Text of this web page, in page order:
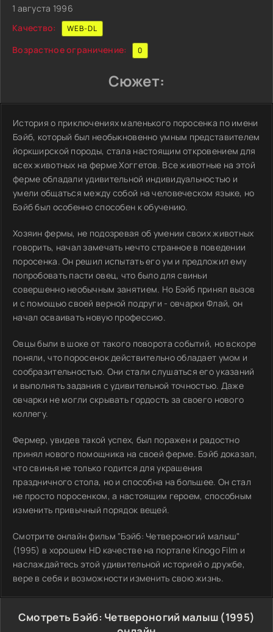
1 августа 1996
Качество:
WEB-DL
Возрастное ограничение: 0
Сюжет:
История о приключениях маленького поросенка по имени
Бэйб, который был необыкновенно умным представителем
йоркширской породы, стала настоящим откровением для
всех животных на ферме Хоггетов. Все животные на этой
ферме обладали удивительной индивидуальностью и
умели общаться между собой на человеческом языке, но
Бэйб был особенно способен к обучению.
Хозяин фермы, не подозревая об умении своих животных
говорить, начал замечать нечто странное в поведении
поросенка. Он решил испытать его ум и предложил ему
попробовать пасти овец, что было для свиньи
совершенно необычным занятием. Но Бэйб принял вызов
и с помощью своей верной подруги - овчарки Флай, он
начал осваивать новую профессию.
Овцы были в шоке от такого поворота событий, но вскоре
поняли, что поросенок действительно обладает умом и
сообразительностью. Они стали слушаться его указаний
и выполнять задания с удивительной точностью. Даже
овчарки не могли скрывать гордость за своего нового
коллегу.
Фермер, увидев такой успех, был поражен и радостно
принял нового помощника на своей ферме. Бэйб доказал,
что свинья не только годится для украшения
праздничного стола, но и способна на большее. Он стал
не просто поросенком, а настоящим героем, способным
изменить привычный порядок вещей.
Смотрите онлайн фильм "Бэйб: Четвероногий малыш"
(1995) в хорошем HD качестве на портале Kinogo Film и
наслаждайтесь этой удивительной историей о дружбе,
вере в себя и возможности изменить свою жизнь.
Смотреть Бэйб: Четвероногий малыш (1995)